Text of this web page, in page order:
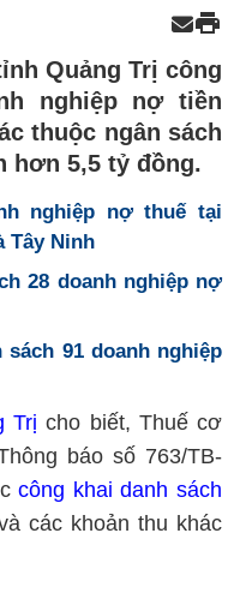
Quảng Trị công
nghiệp nợ tiền
thuộc ngân sách
hơn 5,5 tỷ đồng.
nghiệp nợ thuế tại
Tây Ninh
28 doanh nghiệp nợ
sách 91 doanh nghiệp
Trịcho biết, Thuế cơ
báo số 763/TB-
công khai danh sách
các khoản thu khác